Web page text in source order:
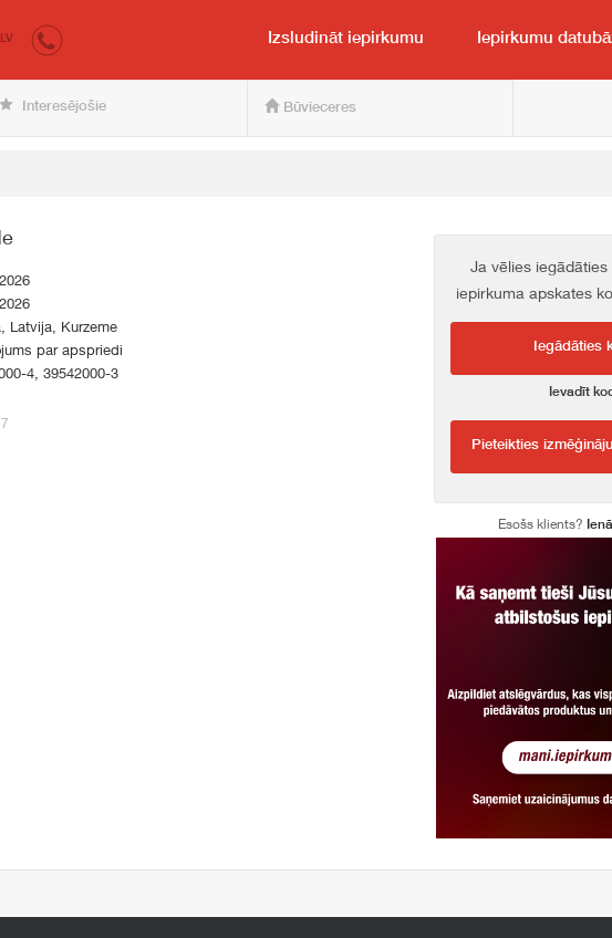
pircējam un pārdevējam
LV Izsludināt iepirkumu Iepirkumu
Interesējošie Būvieceres
Latvija, Kurzeme
par apspriedi
4, 39542000-3
Ja vēlies iegādāties
iepirkuma apskates
Iegādāties
Ievadīt
Pieteikties
Esošs klients?